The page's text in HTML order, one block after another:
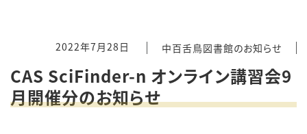
2022年7月28日 中百舌鳥図書館のお知らせ
CAS SciFinder-n オンライン講習会9
月開催分のお知らせ